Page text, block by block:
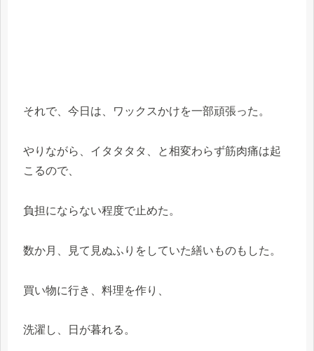
それで、今日は、ワックスかけを一部頑張った。
やりながら、イタタタタ、と相変わらず筋肉痛は起
こるので、
負担にならない程度で止めた。
数か月、見て見ぬふりをしていた繕いものもした。
買い物に行き、料理を作り、
洗濯し、日が暮れる。